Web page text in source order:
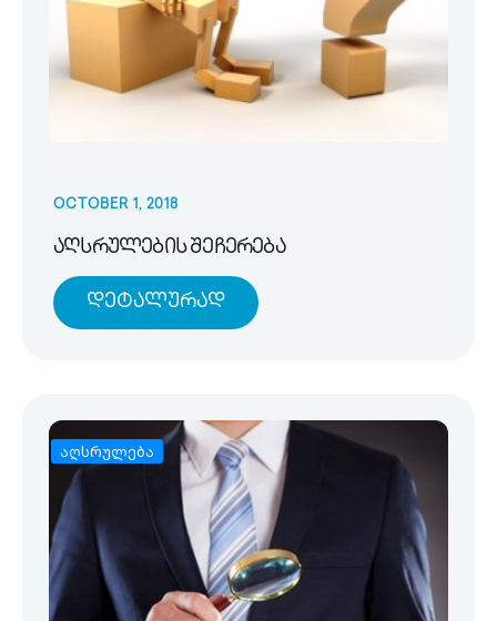
OCTOBER 1, 2018
აღსრულების შეჩერება
Დეტალურად
აღსრულება